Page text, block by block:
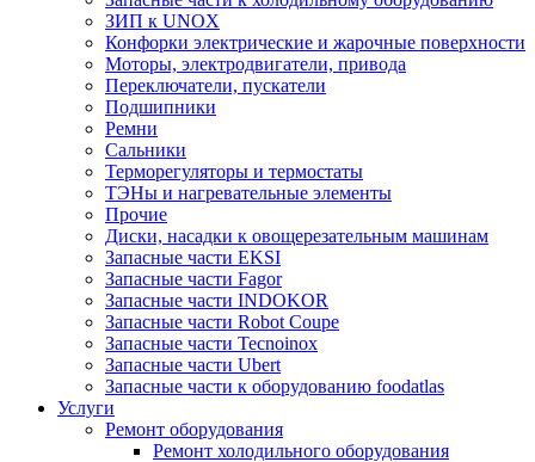
ЗИП к UNOX
Конфорки электрические и жарочные поверхности
Моторы, электродвигатели, привода
Переключатели, пускатели
Подшипники
Ремни
Сальники
Терморегуляторы и термостаты
ТЭНы и нагревательные элементы
Прочие
Диски, насадки к овощерезательным машинам
Запасные части EKSI
Запасные части Fagor
Запасные части INDOKOR
Запасные части Robot Coupe
Запасные части Tecnoinox
Запасные части Ubert
Запасные части к оборудованию foodatlas
Услуги
Ремонт оборудования
Ремонт холодильного оборудования